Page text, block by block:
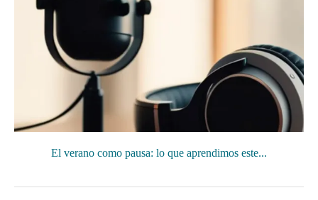
El verano como pausa: lo que aprendimos este...